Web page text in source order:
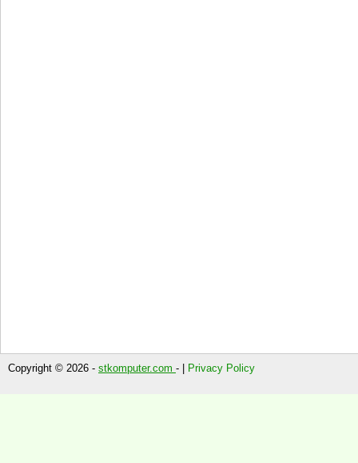
Copyright © 2026 - stkomputer.com - | Privacy Policy